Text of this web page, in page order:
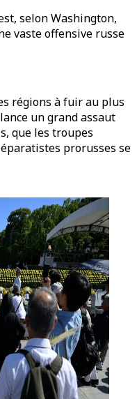
selon Washington,
vaste offensive russe
régions à fuir au plus
un grand assaut
que les troupes
prorusses se